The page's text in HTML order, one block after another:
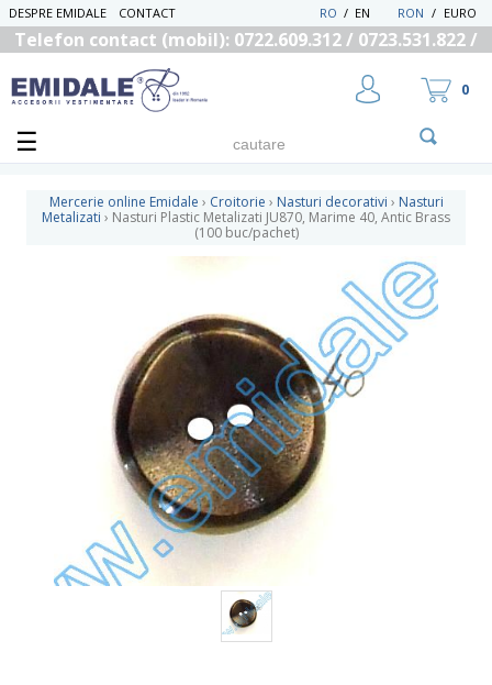
DESPRE EMIDALE CONTACT RON / EURO
EN
/
RO
Telefon contact (mobil): 0722.609.312 / 0723.531.822 /
UTILIZATOR NOU
RECUPEREAZA PAROLA
0
Mercerie online Emidale › Croitorie › Nasturi decorativi › Nasturi
Metalizati › Nasturi Plastic Metalizati JU870, Marime 40, Antic Brass
(100 buc/pachet)